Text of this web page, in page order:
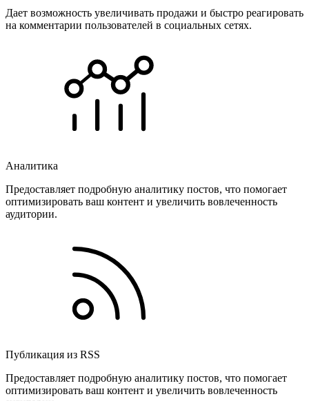
Дает возможность увеличивать продажи и быстро реагировать
на комментарии пользователей в социальных сетях.
Аналитика
Предоставляет подробную аналитику постов, что помогает
оптимизировать ваш контент и увеличить вовлеченность
аудитории.
Публикация из RSS
Предоставляет подробную аналитику постов, что помогает
оптимизировать ваш контент и увеличить вовлеченность